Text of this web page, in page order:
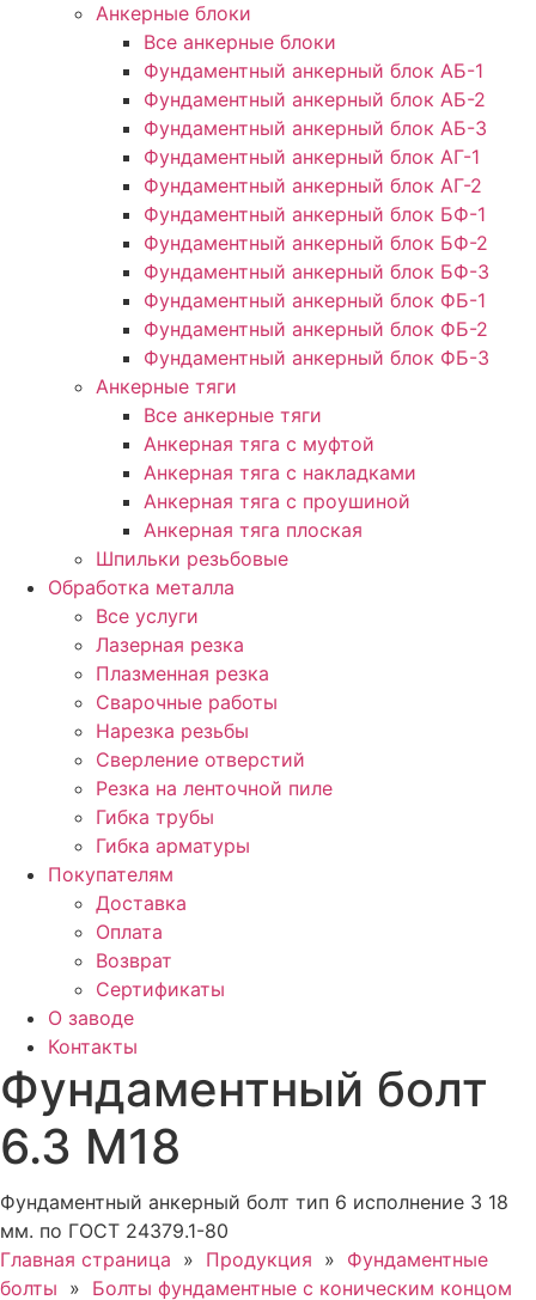
Анкерные блоки
Все анкерные блоки
Фундаментный анкерный блок АБ-1
Фундаментный анкерный блок АБ-2
Фундаментный анкерный блок АБ-3
Фундаментный анкерный блок АГ-1
Фундаментный анкерный блок АГ-2
Фундаментный анкерный блок БФ-1
Фундаментный анкерный блок БФ-2
Фундаментный анкерный блок БФ-3
Фундаментный анкерный блок ФБ-1
Фундаментный анкерный блок ФБ-2
Фундаментный анкерный блок ФБ-3
Анкерные тяги
Все анкерные тяги
Анкерная тяга с муфтой
Анкерная тяга с накладками
Анкерная тяга с проушиной
Анкерная тяга плоская
Шпильки резьбовые
Обработка металла
Все услуги
Лазерная резка
Плазменная резка
Сварочные работы
Нарезка резьбы
Сверление отверстий
Резка на ленточной пиле
Гибка трубы
Гибка арматуры
Покупателям
Доставка
Оплата
Возврат
Сертификаты
О заводе
Контакты
Фундаментный болт
6.3 М18
Фундаментный анкерный болт тип 6 исполнение 3 18
мм. по ГОСТ 24379.1-80
Главная страница » Продукция » Фундаментные
болты » Болты фундаментные с коническим концом